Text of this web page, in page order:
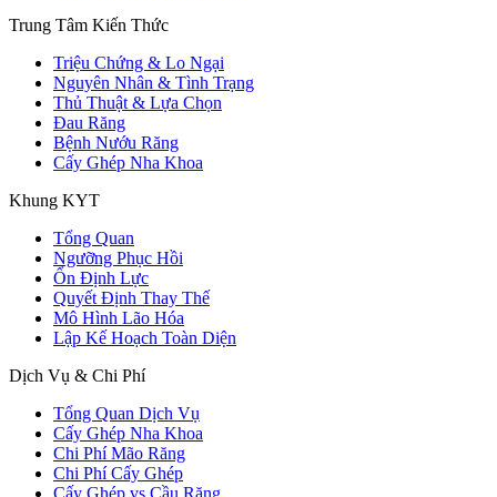
Trung Tâm Kiến Thức
Triệu Chứng & Lo Ngại
Nguyên Nhân & Tình Trạng
Thủ Thuật & Lựa Chọn
Đau Răng
Bệnh Nướu Răng
Cấy Ghép Nha Khoa
Khung KYT
Tổng Quan
Ngưỡng Phục Hồi
Ổn Định Lực
Quyết Định Thay Thế
Mô Hình Lão Hóa
Lập Kế Hoạch Toàn Diện
Dịch Vụ & Chi Phí
Tổng Quan Dịch Vụ
Cấy Ghép Nha Khoa
Chi Phí Mão Răng
Chi Phí Cấy Ghép
Cấy Ghép vs Cầu Răng